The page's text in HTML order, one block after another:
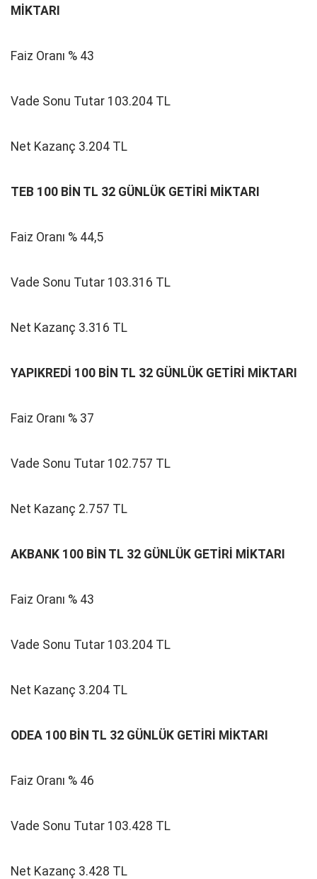
MİKTARI
Faiz Oranı % 43
Vade Sonu Tutar 103.204 TL
Net Kazanç 3.204 TL
TEB 100 BİN TL 32 GÜNLÜK GETİRİ MİKTARI
Faiz Oranı % 44,5
Vade Sonu Tutar 103.316 TL
Net Kazanç 3.316 TL
YAPIKREDİ 100 BİN TL 32 GÜNLÜK GETİRİ MİKTARI
Faiz Oranı % 37
Vade Sonu Tutar 102.757 TL
Net Kazanç 2.757 TL
AKBANK 100 BİN TL 32 GÜNLÜK GETİRİ MİKTARI
Faiz Oranı % 43
Vade Sonu Tutar 103.204 TL
Net Kazanç 3.204 TL
ODEA 100 BİN TL 32 GÜNLÜK GETİRİ MİKTARI
Faiz Oranı % 46
Vade Sonu Tutar 103.428 TL
Net Kazanç 3.428 TL